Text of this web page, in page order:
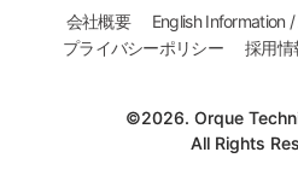
会社概要 English Information
プライバシーポリシー
採用情
©2026. Orque
All Rights